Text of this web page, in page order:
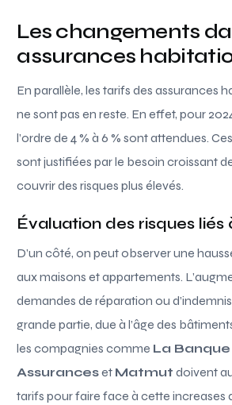
Les changements
assurances
En parallèle, les tarifs des assurances
ne sont pas en reste. En effet, pour
l’ordre de 4 % à 6 % sont attendues.
sont justifiées par le besoin croissant
couvrir des risques plus élevés.
Évaluation des risques liés
D’un côté, on peut observer une
aux maisons et appartements.
demandes de réparation ou
grande partie, due à l’âge des
les compagnies comme La
Assuranceset Matmut doivent
tarifs pour faire face à cette increases